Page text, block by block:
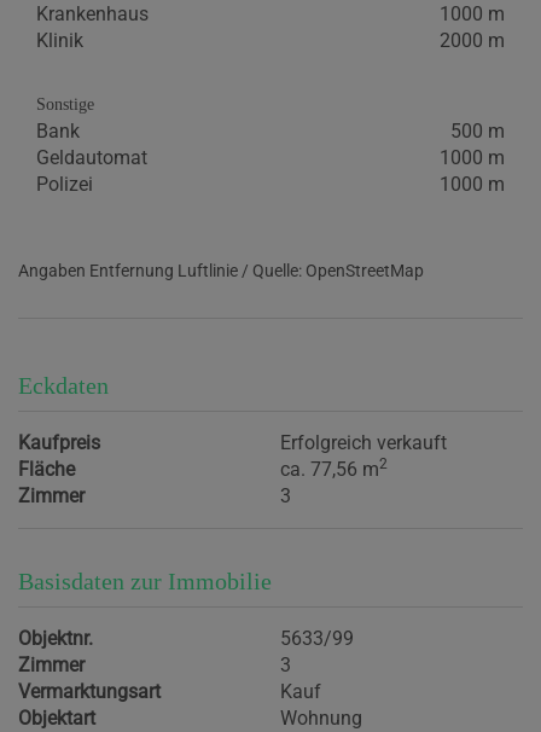
Krankenhaus
1000 m
Klinik
2000 m
Sonstige
Bank
500 m
Geldautomat
1000 m
Polizei
1000 m
Angaben Entfernung Luftlinie / Quelle: OpenStreetMap
Eckdaten
Kaufpreis
Erfolgreich verkauft
Fläche
ca. 77,56 m2
Zimmer 3
Basisdaten zur Immobilie
Objektnr.
5633/99
Zimmer
3
Vermarktungsart
Kauf
Objektart
Wohnung